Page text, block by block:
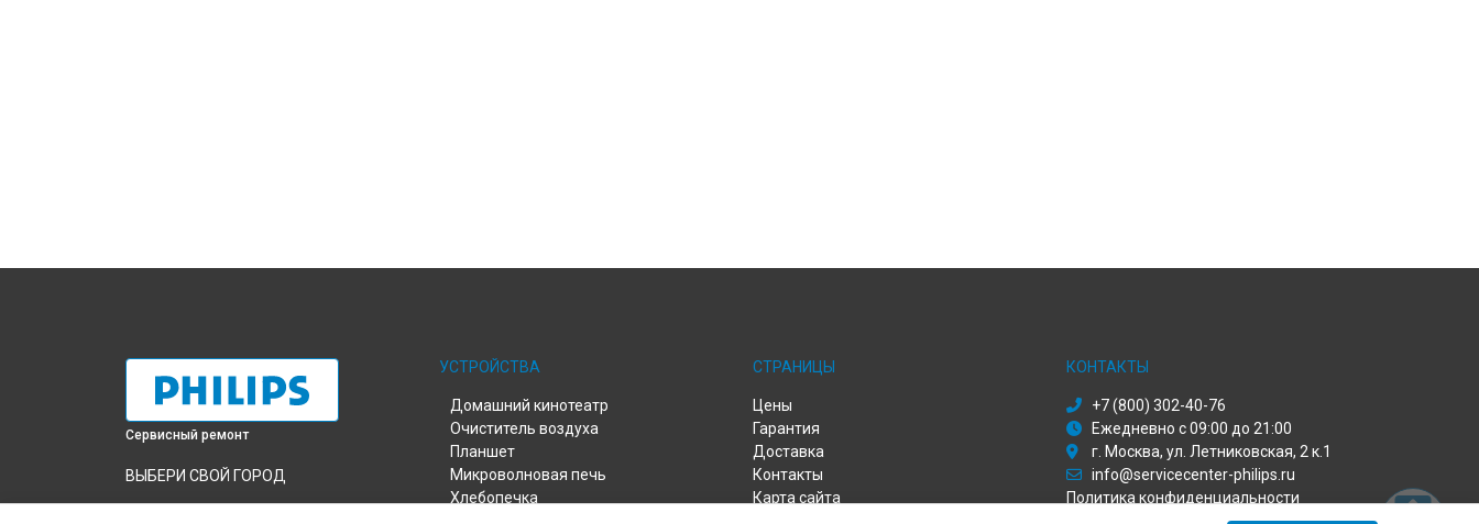
Сервисный ремонт
ВЫБЕРИ СВОЙ ГОРОД
УСТРОЙСТВА
Домашний кинотеатр
Очиститель воздуха
Планшет
Микроволновая печь
Хлебопечка
СТРАНИЦЫ
Цены
Гарантия
Доставка
Контакты
Карта сайта
КОНТАКТЫ
+7 (800) 302-40-76
Ежедневно с 09:00 до 21:00
г. Москва, ул. Летниковская, 2 к.1
info@servicecenter-philips.ru
Политика конфиденциальности